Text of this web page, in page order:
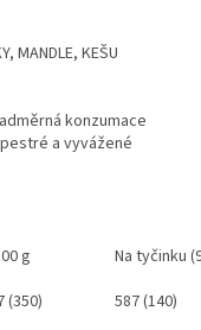
MANDLE, KEŠU
konzumace
a vyvážené
g
Na tyčinku
(350) 587 (140)